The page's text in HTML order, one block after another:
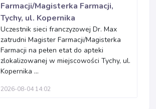
Farmacji/Magisterka Farmacji,
Tychy, ul. Kopernika
Uczestnik sieci franczyzowej Dr. Max
zatrudni Magister Farmacji/Magisterka
Farmacji na pełen etat do apteki
zlokalizowanej w miejscowości Tychy, ul.
Kopernika ...
2026-08-04 14:02